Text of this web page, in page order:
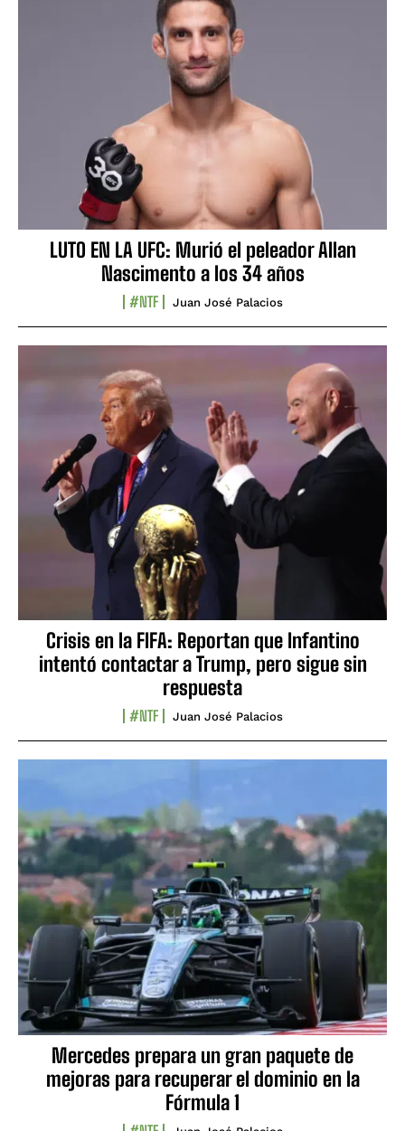
LUTO EN LA UFC: Murió el peleador Allan
Nascimento a los 34 años
#NTF Juan José Palacios
Crisis en la FIFA: Reportan que Infantino
intentó contactar a Trump, pero sigue sin
respuesta
#NTF Juan José Palacios
Mercedes prepara un gran paquete de
mejoras para recuperar el dominio en la
Fórmula 1